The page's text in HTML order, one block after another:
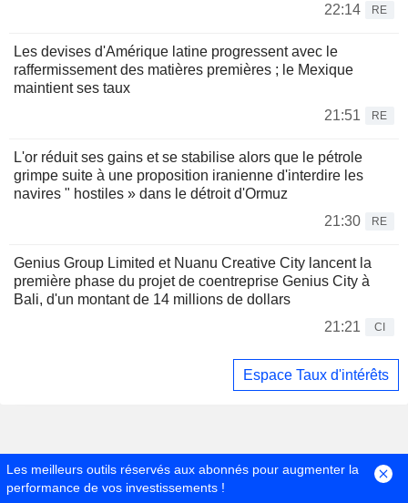
22:14
RE
Les devises d'Amérique latine progressent avec le
raffermissement des matières premières ; le Mexique
maintient ses taux
21:51
RE
L'or réduit ses gains et se stabilise alors que le pétrole
grimpe suite à une proposition iranienne d'interdire les
navires " hostiles » dans le détroit d'Ormuz
21:30
RE
Genius Group Limited et Nuanu Creative City lancent la
première phase du projet de coentreprise Genius City à
Bali, d'un montant de 14 millions de dollars
21:21
CI
Espace Taux d'intérêts
Les meilleurs outils réservés aux abonnés pour augmenter la
performance de vos investissements !